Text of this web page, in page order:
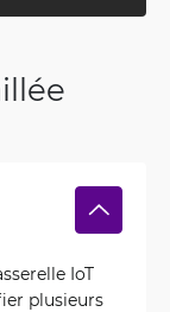
IoT
plusieurs